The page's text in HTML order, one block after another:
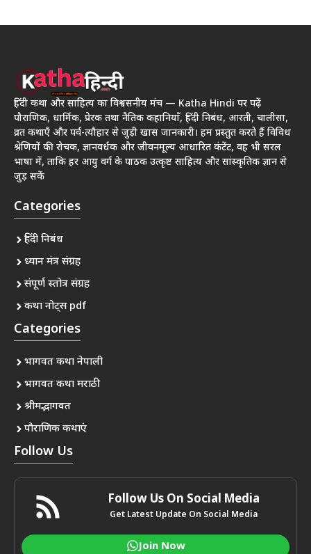
हिंदी कथा और साहित्य का विश्वसनीय मंच — Katha Hindi पर पढ़ें
पौराणिक, धार्मिक, प्रेरक तथा नैतिक कहानियाँ, हिंदी निबंध, आरती, चालीसा,
व्रत कथाएँ और पर्व-त्यौहार से जुड़ी खास जानकारी। हम प्रस्तुत करते हैं विविध
श्रेणियों की रोचक, ज्ञानवर्धक और जीवनमूल्य आधारित कंटेंट, वह भी सरल
भाषा में, ताकि हर आयु वर्ग के पाठक उत्कृष्ट साहित्य और सांस्कृतिक ज्ञान से
जुड़ सकें
Categories
हिंदी निबंध
ध्यान मंत्र संग्रह
संपूर्ण स्तोत्र संग्रह
कथा नोट्स pdf
Categories
भागवत कथा नेपाली
भागवत कथा मराठी
श्रीमद्भागवत
पौराणिक कथाएं
Follow Us
Follow Us On Social Media
Get Latest Update On Social Media
Join Now